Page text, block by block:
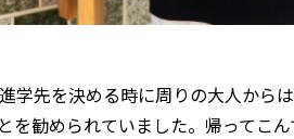
学先を決める時に周りの大人から
を勧められていました。帰ってこ